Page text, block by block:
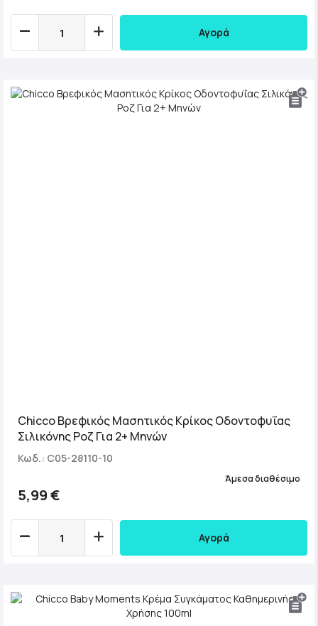
Αγορά
Chicco Βρεφικός Μασητικός Κρίκος Οδοντοφυΐας
Σιλικόνης Ροζ Για 2+ Μηνών
Κωδ.: C05-28110-10
5,99 €
Άμεσα διαθέσιμο
Αγορά